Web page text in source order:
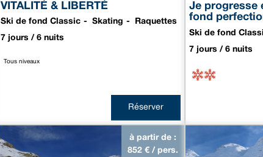
VITALITÉ & LIBERTÉ
Ski de fond Classic Skating Raquettes
7 jours / 6 nuits
Tous niveaux
Réserver
Je progresse
fond
Ski de fond
7 jours / 6 nuits
à partir de :
852 € / pers.